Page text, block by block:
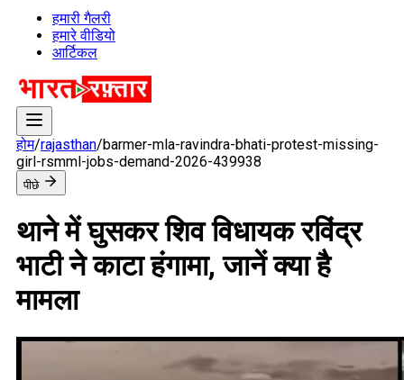
हमारी गैलरी
हमारे वीडियो
आर्टिकल
होम/rajasthan/barmer-mla-ravindra-bhati-protest-missing-
girl-rsmml-jobs-demand-2026-439938
पीछे
थाने में घुसकर शिव विधायक रविंद्र
भाटी ने काटा हंगामा, जानें क्या है
मामला